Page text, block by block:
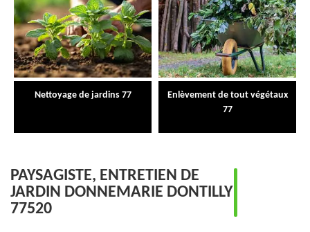
Nettoyage de jardins 77
Enlèvement de tout végétaux
77
PAYSAGISTE, ENTRETIEN DE
JARDIN DONNEMARIE DONTILLY
77520